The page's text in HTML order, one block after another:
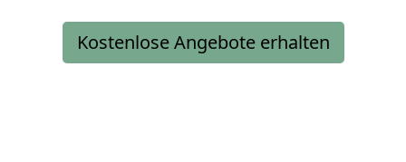
Kostenlose Angebote erhalten